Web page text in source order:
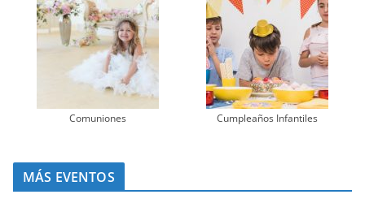
Comuniones Cumpleaños Infantiles
MÁS EVENTOS